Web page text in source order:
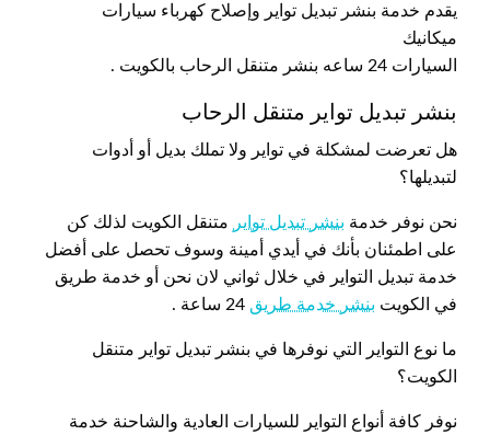
يقدم خدمة بنشر تبديل تواير وإصلاح كهرباء سيارات
ميكانيك
السيارات 24 ساعه بنشر متنقل الرحاب بالكويت .
بنشر تبديل تواير متنقل الرحاب
هل تعرضت لمشكلة في تواير ولا تملك بديل أو أدوات
لتبديلها؟
نحن نوفر خدمة بنشر تبديل تواير
متنقل الكويت لذلك كن
على اطمئنان بأنك في أيدي أمينة وسوف تحصل على أفضل
خدمة تبديل التواير في خلال ثواني لان نحن أو خدمة طريق
في الكويت بنشر خدمة طريق
ما نوع التواير التي نوفرها في بنشر تبديل تواير متنقل
الكويت؟
نوفر كافة أنواع التواير للسيارات العادية والشاحنة خدمة